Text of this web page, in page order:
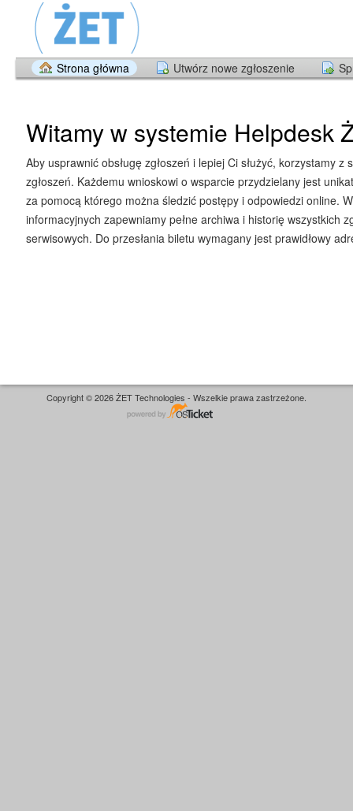
Strona główna Utwórz nowe zgłoszenie
Witamy w systemie Helpdesk
Aby usprawnić obsługę zgłoszeń i lepiej Ci służyć, korzystamy z
zgłoszeń. Każdemu wnioskowi o wsparcie przydzielany jest
za pomocą którego można śledzić postępy i odpowiedzi online.
informacyjnych zapewniamy pełne archiwa i historię wszystkich
serwisowych. Do przesłania biletu wymagany jest prawidłowy
Copyright © 2026 ŻET Technologies - Wszelkie prawa zastrzeżone.